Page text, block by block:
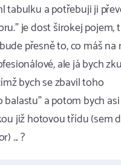
tabulku a potřebuji ji
je dost širokej pojem,
přesně to, co máš na
ale já bych
bych se zbavil toho
a potom bych asi
již hotovou třídu (sem
... ?